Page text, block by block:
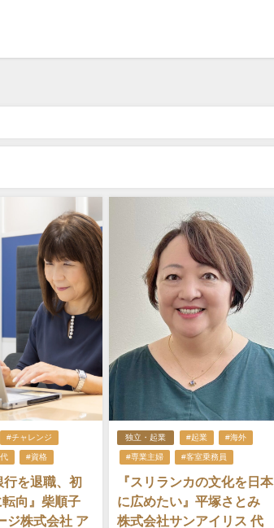
#チャレンジ
#資格
行を退職、初
転向』柴順子
ジ株式会社 ア
独立・起業 #起業 #海外
#専業主婦 #客室乗務員
『スリランカの文化を日本
に広めたい』平塚さとみ
株式会社サンアイリス 代